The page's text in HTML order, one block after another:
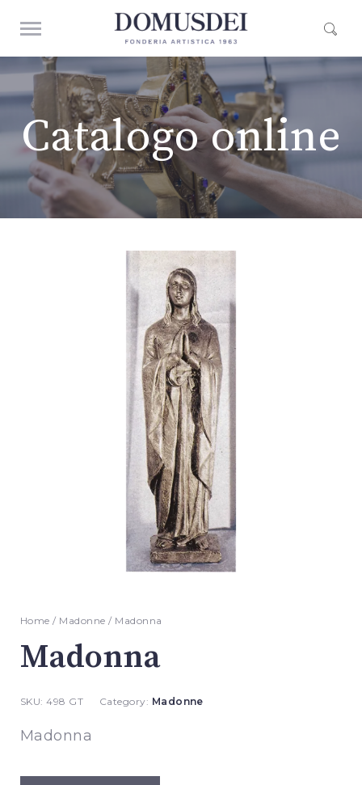
Catalogo online
Home / Madonne / Madonna
Madonna
SKU:498 GT Category: Madonne
Madonna